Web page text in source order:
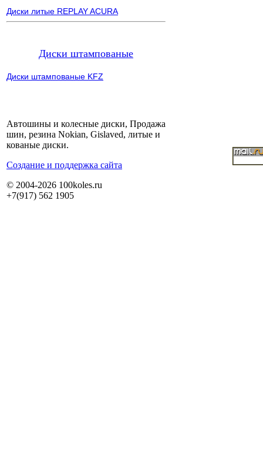
Диски литые REPLAY ACURA
Диски штампованые
Диски штампованые KFZ
Автошины и колесные диски, Продажа
шин, резина Nokian, Gislaved, литые и
кованые диски.
Cоздание и поддержка сайта
© 2004-2026 100koles.ru
+7(917) 562 1905